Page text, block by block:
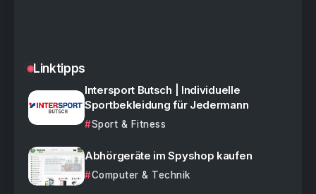
Linktipps
Intersport Butsch | Individuelle
Sportbekleidung für Jedermann
Sport & Fitness
Abhörgeräte im Spyshop kaufen
Computer & Technik